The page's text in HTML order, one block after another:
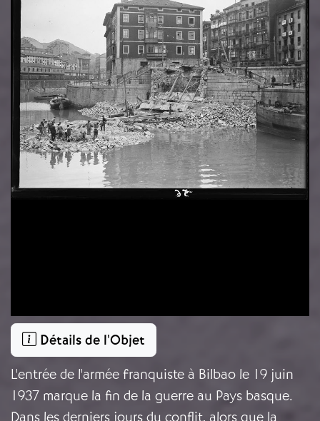
Détails de l'Objet
L'entrée de l'armée franquiste à Bilbao le 19 juin
1937 marque la fin de la guerre au Pays basque.
Dans les derniers jours du conflit, alors que la